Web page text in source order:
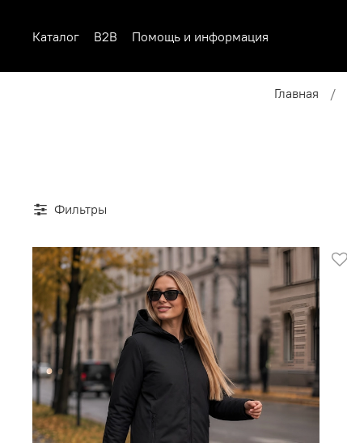
Каталог B2B Помощь и информация
Главная
Фильтры